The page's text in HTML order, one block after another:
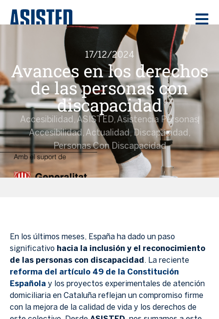
17/12/2024
Avances en los derechos
de las personas con
discapacidad
Accesibilidad , ASISTED,Asistencia Personas
Accesibilidad , Actualidad, Discapacidad ,
Personas Con Discapacidad
En los últimos meses, España ha dado un paso
significativo hacia la inclusión y el reconocimiento
de las personas con discapacidad. La reciente
reforma del artículo 49 de la Constitución
Española y los proyectos experimentales de atención
domiciliaria en Cataluña reflejan un compromiso firme
con la mejora de la calidad de vida y los derechos de